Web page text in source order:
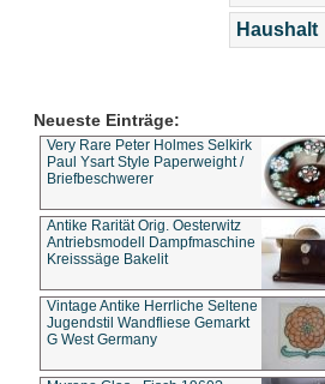
Haushalt
Neueste Einträge:
Very Rare Peter Holmes Selkirk
Paul Ysart Style Paperweight /
Briefbeschwerer
Antike Rarität Orig. Oesterwitz
Antriebsmodell Dampfmaschine
Kreisssäge Bakelit
Vintage Antike Herrliche Seltene
Jugendstil Wandfliese Gemarkt
G West Germany